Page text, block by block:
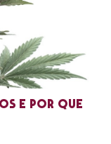
e por que